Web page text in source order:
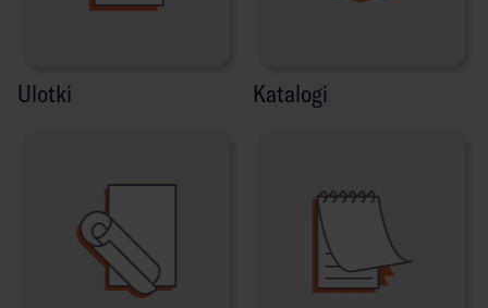
Ulotki Katalogi